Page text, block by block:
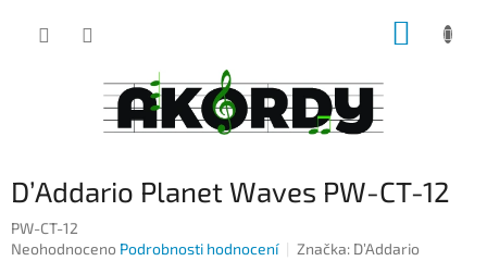
D’Addario Planet Waves PW-CT-12
PW-CT-12
Průměrné
Neohodnoceno Podrobnosti hodnocení Značka: D’Addario